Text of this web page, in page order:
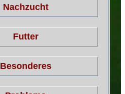
Nachzucht
Futter
Besonderes